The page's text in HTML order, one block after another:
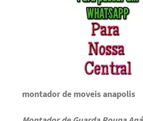
montador de moveis anapolis